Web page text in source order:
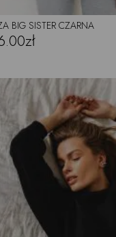
BIG SISTER CZARNA